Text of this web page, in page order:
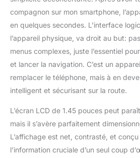
vous
traceur
le choix.
jeu
tour en
plaisir
simple et
sentir
carte
vous
vous
compagnon sur mon smartphone,
en quelques secondes. L’interface
l’appareil physique, va droit au but:
menus complexes, juste l’essentiel
et lancer la navigation. C’est un
remplacer le téléphone, mais à en
intelligent et sécurisant sur la route.
L’écran LCD de 1.45 pouces peut
mais il s’avère parfaitement
L’affichage est net, contrasté, et
l’information cruciale d’un seul coup